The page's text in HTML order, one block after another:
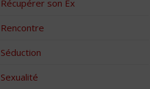
Récupérer son Ex
Rencontre
Séduction
Sexualité